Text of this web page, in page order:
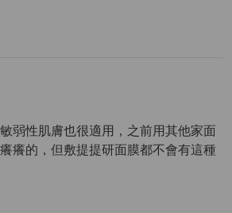
弱性肌膚也很適用，之前用其他家面
癢的，但敷提提研面膜都不會有這種